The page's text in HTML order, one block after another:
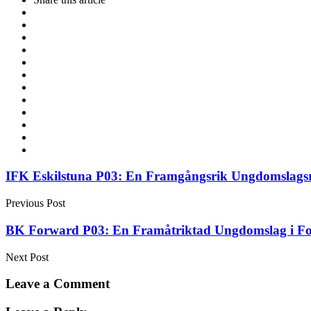
Post
navigation
IFK Eskilstuna P03: En Framgångsrik
Previous Post
BK Forward P03: En Framåtriktad Ungdomslag i
Next Post
Leave a Comment